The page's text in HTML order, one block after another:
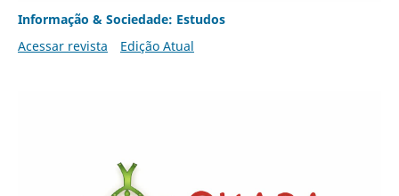
Informação & Sociedade: Estudos
Acessar revista
Edição Atual